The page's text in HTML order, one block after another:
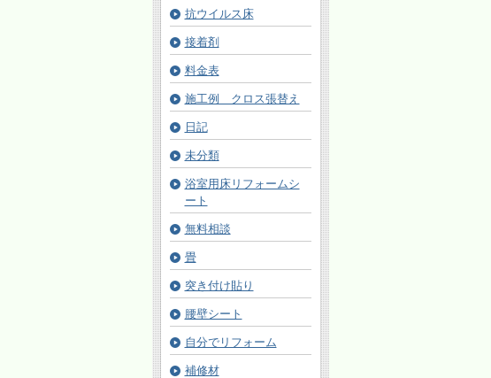
抗ウイルス床
接着剤
料金表
施工例 クロス張替え
日記
未分類
浴室用床リフォームシ
ート
無料相談
畳
突き付け貼り
腰壁シート
自分でリフォーム
補修材